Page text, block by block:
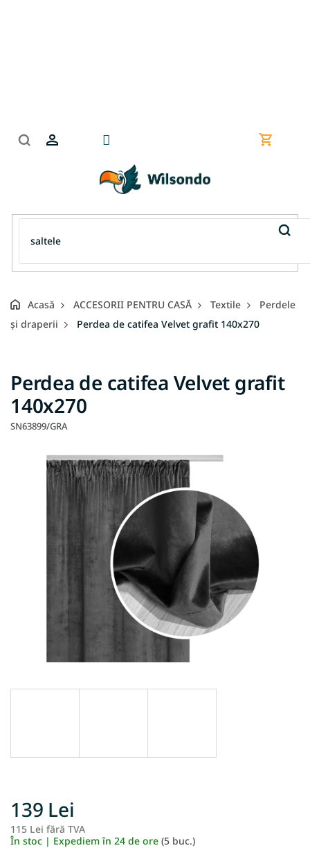
Coş
Acasă ACCESORII PENTRU CASĂ Textile
Perdele
și draperii
Perdea de catifea Velvet grafit 140x270
Perdea de catifea Velvet grafit
140x270
SN63899/GRA
139 Lei
115 Lei fără TVA
În stoc | Expediem în 24 de ore (5 buc.)